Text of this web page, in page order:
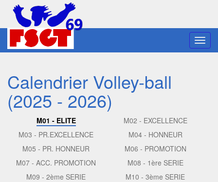
Calendrier Volley-ball
(2025 - 2026)
M01 - ELITE
M02 - EXCELLENCE
M03 - PR.EXCELLENCE
M04 - HONNEUR
M05 - PR. HONNEUR
M06 - PROMOTION
M07 - ACC. PROMOTION
M08 - 1ère SERIE
M09 - 2ème SERIE
M10 - 3ème SERIE